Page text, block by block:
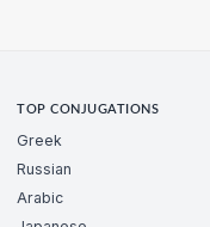
TOP CONJUGATIONS
Greek
Russian
Arabic